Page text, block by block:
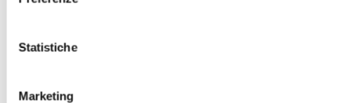
Statistiche
Marketing